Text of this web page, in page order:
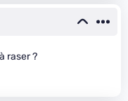
raser ?